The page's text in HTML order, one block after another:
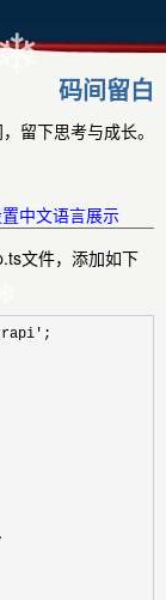
码间留白
留下思考与成长。
中文语言展示
文件，添加如下
;
,